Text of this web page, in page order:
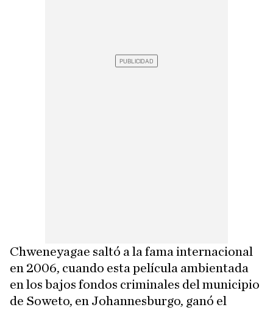
Chweneyagae saltó a la fama internacional
en 2006, cuando esta película ambientada
en los bajos fondos criminales del municipio
de Soweto, en Johannesburgo, ganó el